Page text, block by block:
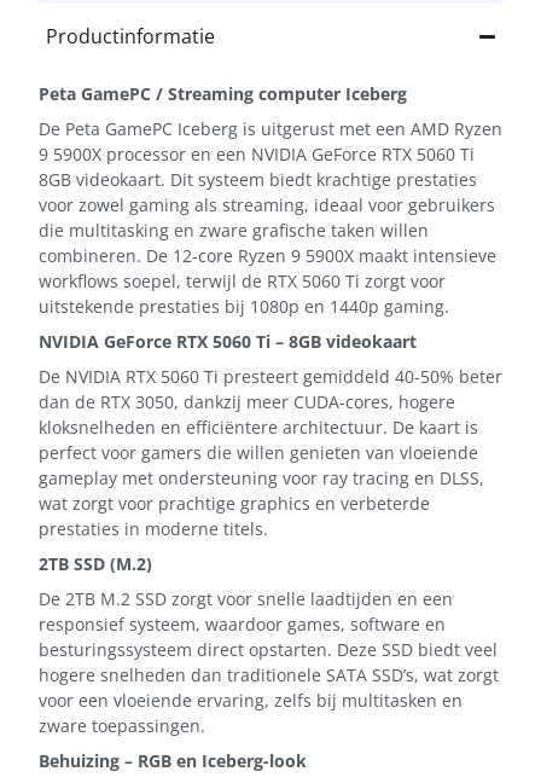
Productinformatie
Peta GamePC / Streaming computer Iceberg
De Peta GamePC Iceberg is uitgerust met een AMD Ryzen
9 5900X processor en een NVIDIA GeForce RTX 5060 Ti
8GB videokaart. Dit systeem biedt krachtige prestaties
voor zowel gaming als streaming, ideaal voor gebruikers
die multitasking en zware grafische taken willen
combineren. De 12-core Ryzen 9 5900X maakt intensieve
workflows soepel, terwijl de RTX 5060 Ti zorgt voor
uitstekende prestaties bij 1080p en 1440p gaming.
NVIDIA GeForce RTX 5060 Ti – 8GB videokaart
De NVIDIA RTX 5060 Ti presteert gemiddeld 40-50% beter
dan de RTX 3050, dankzij meer CUDA-cores, hogere
kloksnelheden en efficiëntere architectuur. De kaart is
perfect voor gamers die willen genieten van vloeiende
gameplay met ondersteuning voor ray tracing en DLSS,
wat zorgt voor prachtige graphics en verbeterde
prestaties in moderne titels.
2TB SSD (M.2)
De 2TB M.2 SSD zorgt voor snelle laadtijden en een
responsief systeem, waardoor games, software en
besturingssysteem direct opstarten. Deze SSD biedt veel
hogere snelheden dan traditionele SATA SSD’s, wat zorgt
voor een vloeiende ervaring, zelfs bij multitasken en
zware toepassingen.
Behuizing – RGB en Iceberg-look